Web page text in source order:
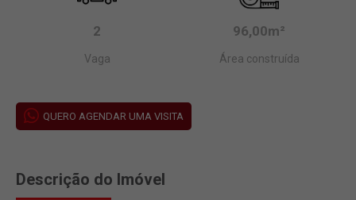
2
Vaga
96,00m²
Área construída
QUERO AGENDAR UMA VISITA
Descrição do Imóvel